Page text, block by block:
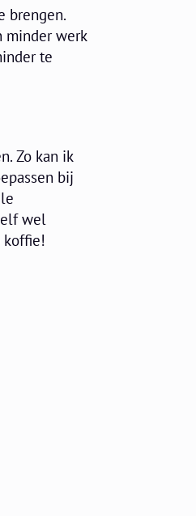
brengen.
minder werk
te
Zo kan ik
bij
wel
koffie!